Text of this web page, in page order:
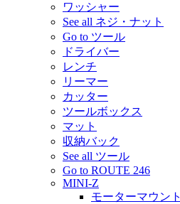
ワッシャー
See all ネジ・ナット
Go to ツール
ドライバー
レンチ
リーマー
カッター
ツールボックス
マット
収納バック
See all ツール
Go to ROUTE 246
MINI-Z
モーターマウント